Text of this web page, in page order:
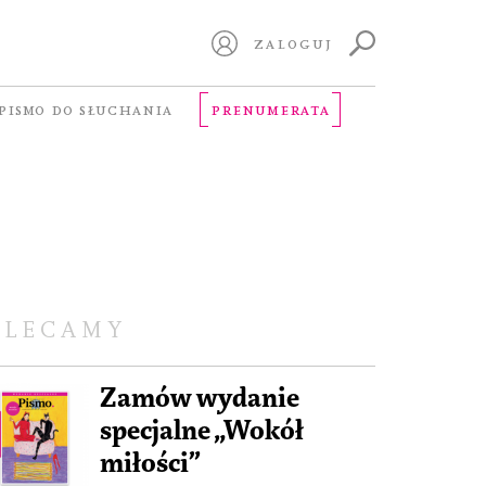
ZALOGUJ
DO SŁUCHANIA PRENUMERATA
Zamów wydanie
specjalne „Wokół
miłości”